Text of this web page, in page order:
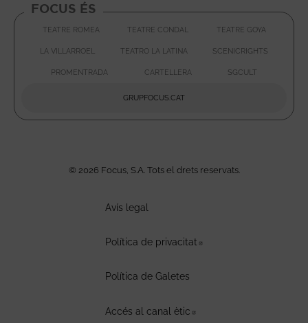
FOCUS ÉS
TEATRE ROMEA
ABRE EN NUEVA VENTANA
TEATRE CONDAL
ABRE EN NUEVA
TEATRE GOYA
ABRE
LA VILLARROEL TEATRO LA LATINA
ABRE EN NUEVA
SCENICRIGHTS
PROMENTRADA
ABRE EN NUEVA VENTANA
CARTELLERA
ABRE EN NUEVA
SGCULT
GRUPFOCUS.CAT
© 2026 Focus, S.A. Tots el drets reservats.
Avís legal
Política de privacitat
Política de Galetes
Accés al canal ètic